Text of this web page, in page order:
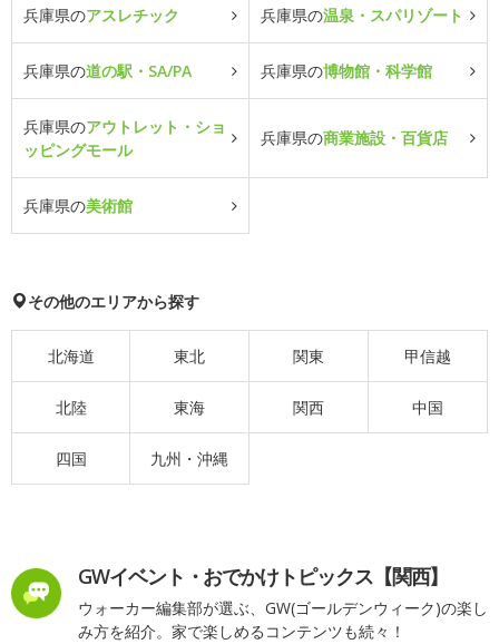
兵庫県のアスレチック 兵庫県の温泉・スパリゾート
兵庫県の道の駅・SA/PA 兵庫県の博物館・科学館
兵庫県のアウトレット・ショ
ッピングモール
兵庫県の商業施設・百貨店
兵庫県の美術館
その他のエリアから探す
北海道 東北 関東 甲信越
北陸 東海 関西 中国
四国 九州・沖縄
GWイベント・おでかけトピックス【関西】
ウォーカー編集部が選ぶ、GW(ゴールデンウィーク)の楽し
み方を紹介。家で楽しめるコンテンツも続々！